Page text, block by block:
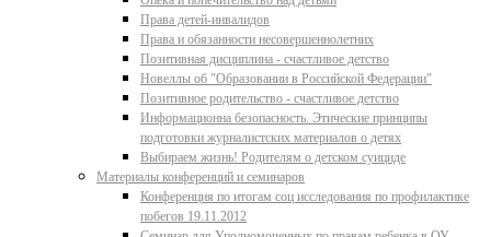
Права детей-инвалидов
Права и обязанности несовершеннолетних
Позитивная дисциплина - счастливое детство
Новеллы об "Образовании в Российской Федерации"
Позитивное родительство - счастливое детство
Информационна безопасность. Этические принципы
подготовки журналистских материалов о детях
Выбираем жизнь! Родителям о детском суициде
Материалы конференций и семинаров
Конференция по итогам соц исследования по профилактике
побегов 19.11.2012